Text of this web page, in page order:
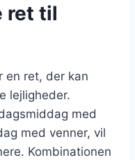
ret til
en ret, der kan
lejligheder.
med
med venner, vil
Kombinationen